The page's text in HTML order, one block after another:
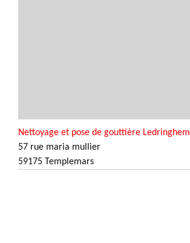
Nettoyage et pose de gouttière Ledringhem
57 rue maria mullier
59175 Templemars